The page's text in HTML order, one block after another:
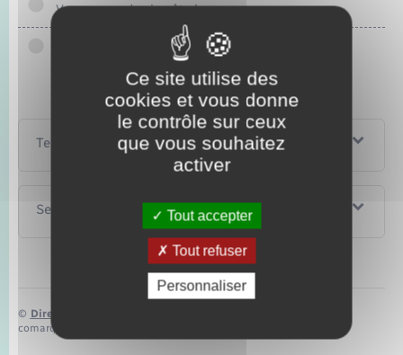
Vous payez des impôts locaux
Vous avez une entreprise
Textes de référence
Services en ligne et formulaires
© Direction de l’information légale et administrative
comarquage developpé par
Ce site utilise des
cookies et vous donne
le contrôle sur ceux
que vous souhaitez
activer
Tout accepter
Tout refuser
Personnaliser